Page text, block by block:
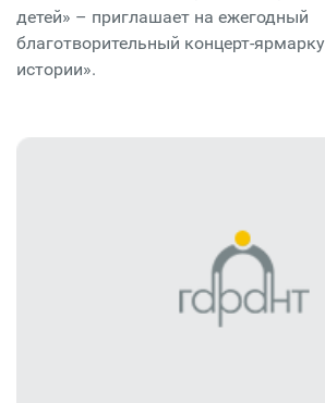
детей» – приглашает на ежегодный
благотворительный концерт-
истории».